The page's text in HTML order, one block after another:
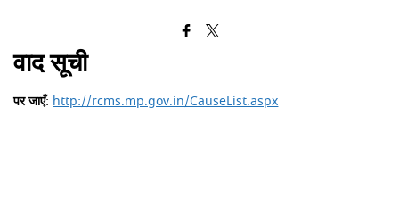
वाद सूची
पर जाएँ: http://rcms.mp.gov.in/CauseList.aspx